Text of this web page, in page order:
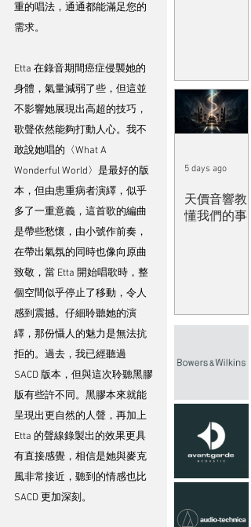
重的唱法，通通都能滿足您的
需求。
Etta 在錄音期間癌症侵襲她的
身體，氣量減弱了些，但這並
不影響她展現出高超的技巧，
歌聲依然能夠打動人心。我不
敢說她唱的〈What A
Wonderful World〉是最好的版
本，但由患重病者演繹，似乎
多了一重意義，這首歌的編曲
是帶些愁懷，由小號作前奏，
在帶出氣氛的同時也像向原曲
致敬，當 Etta 開始唱歌時，整
個空間似乎停止了移動，令人
感到震撼。仔細聆聽她的演
繹，那份懾人的魅力是無法抗
拒的。過去，我已經聽過
SACD 版本，但與這次聆聽黑膠
版有些許不同。黑膠本來就能
呈現出更自然的人聲，再加上
Etta 的聲線錄製出的效果更具
有直接感覺，相信是她與麥克
風非常接近，聽到的情感也比
SACD 更加深刻。
天價音響教
懂我們的事
5 days ago